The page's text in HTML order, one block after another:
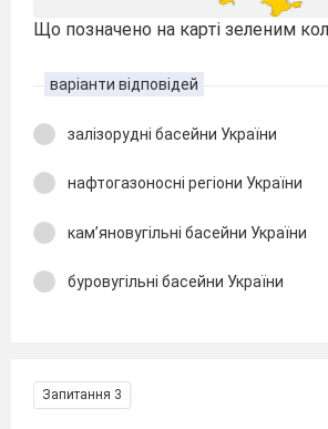
Що позначено на карті зеленим
варіанти відповідей
залізорудні басейни України
нафтогазоносні регіони України
кам’яновугільні басейни України
буровугільні басейни України
Запитання 3